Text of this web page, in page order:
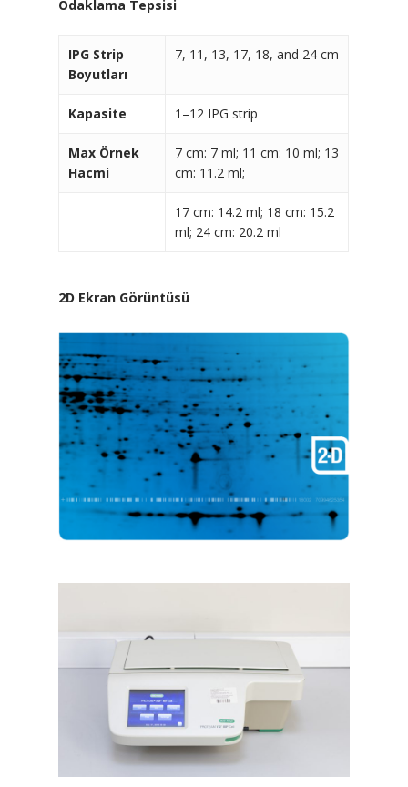
Odaklama Tepsisi
IPG Strip
Boyutları
7, 11, 13, 17, 18, and 24 cm
Kapasite 1–12 IPG strip
Max Örnek
Hacmi
7 cm: 7 ml; 11 cm: 10 ml; 13
cm: 11.2 ml;
17 cm: 14.2 ml; 18 cm: 15.2
ml; 24 cm: 20.2 ml
2D Ekran Görüntüsü